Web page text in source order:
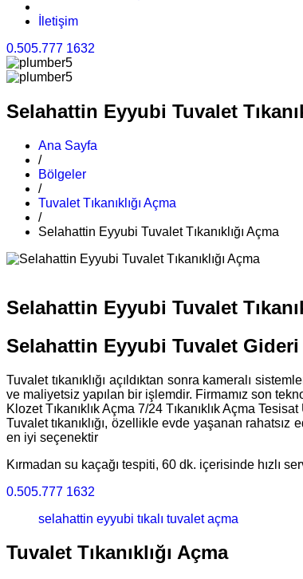
İletişim
0.505.777 1632
Selahattin Eyyubi Tuvalet
Ana Sayfa
/
Bölgeler
/
Tuvalet Tıkanıklığı Açma
/
Selahattin Eyyubi Tuvalet Tıkanıklığı Açma
Selahattin Eyyubi Tuvalet
Selahattin Eyyubi Tuvalet Gideri
Tuvalet tıkanıklığı açıldıktan sonra kameralı
ve maliyetsiz yapılan bir işlemdir. Firmamız son
Klozet Tıkanıklık Açma 7/24 Tıkanıklık Açma
Tuvalet tıkanıklığı, özellikle evde yaşanan
en iyi seçenektir
Kırmadan su kaçağı tespiti, 60 dk. içerisinde hızlı
0.505.777 1632
selahattin eyyubi tıkalı tuvalet açma
Tuvalet Tıkanıklığı Açma